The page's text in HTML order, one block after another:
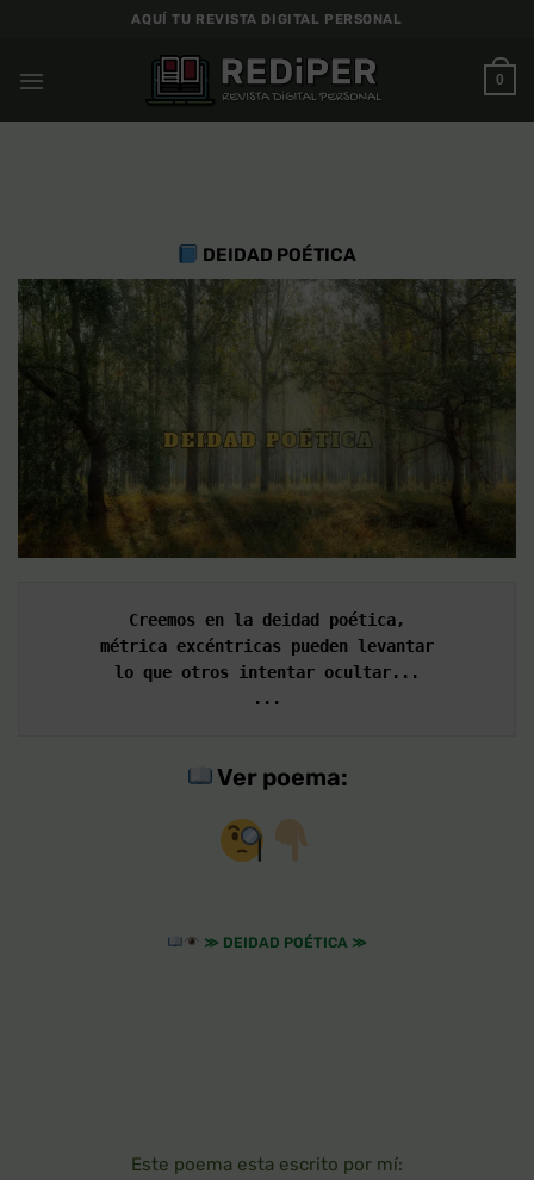
contenido
AQUÍ TU REVISTA DIGITAL PERSONAL
0
DEIDAD POÉTICA
Creemos en la deidad poética,
métrica excéntricas pueden levantar
lo que otros intentar ocultar...
...
Ver poema:
≫ DEIDAD POÉTICA ≫
Este poema esta escrito por mí: